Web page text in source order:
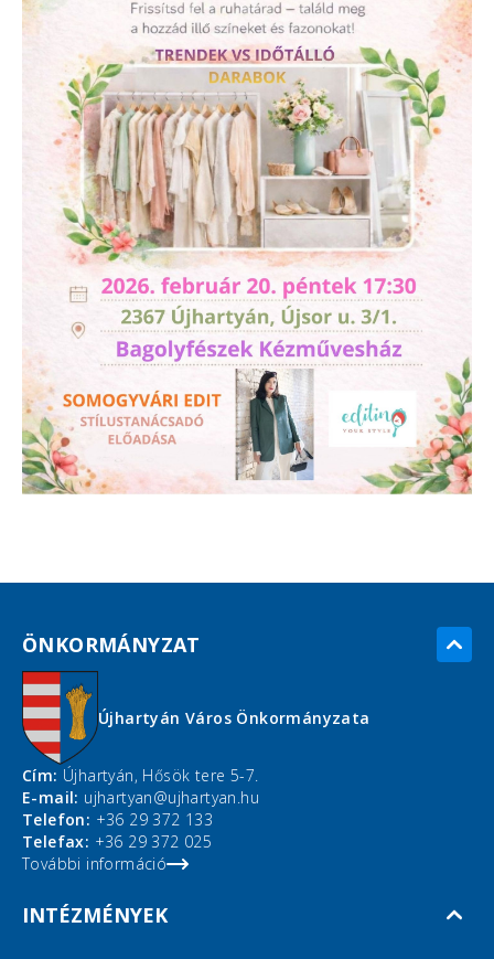
ÖNKORMÁNYZAT
Újhartyán Város Önkormányzata
Cím: Újhartyán, Hősök tere 5-7.
E-mail: ujhartyan@ujhartyan.hu
Telefon: +36 29 372 133
Telefax: +36 29 372 025
További információ
INTÉZMÉNYEK